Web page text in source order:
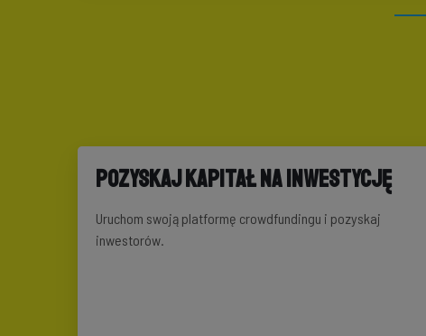
Pozyskaj kapitał na inwestycję
Uruchom swoją platformę crowdfundingu i pozyskaj
inwestorów.